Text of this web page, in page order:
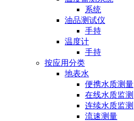
系统
油品测试仪
手持
温度计
手持
按应用分类
地表水
便携水质测量
在线水质监测
连续水质监测
流速测量